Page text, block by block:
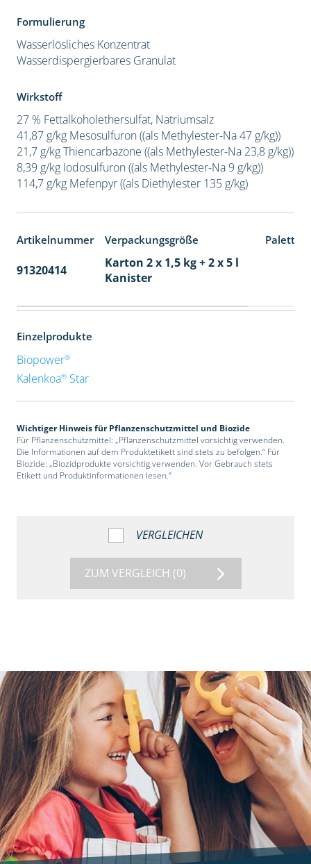
Formulierung
Wasserlösliches Konzentrat
Wasserdispergierbares Granulat
Wirkstoff
27 % Fettalkoholethersulfat, Natriumsalz
41,87 g/kg Mesosulfuron ((als Methylester-Na 47 g/kg))
21,7 g/kg Thiencarbazone ((als Methylester-Na 23,8 g/kg))
8,39 g/kg Iodosulfuron ((als Methylester-Na 9 g/kg))
114,7 g/kg Mefenpyr ((als Diethylester 135 g/kg)
Artikelnummer Verpackungsgröße
91320414
Karton 2 x 1,5 kg + 2 x 5 l
Kanister
Einzelprodukte
Biopower®
Kalenkoa®Star
Wichtiger Hinweis für Pflanzenschutzmittel und Biozide
Für Pflanzenschutzmittel: „Pflanzenschutzmittel vorsichtig verwenden.
Die Informationen auf dem Produktetikett sind stets zu befolgen.“ Für
Biozide: „Biozidprodukte vorsichtig verwenden. Vor Gebrauch stets
Etikett und Produktinformationen lesen.“
VERGLEICHEN
ZUM VERGLEICH (0)